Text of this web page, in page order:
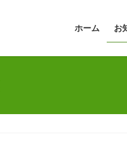
ホーム お